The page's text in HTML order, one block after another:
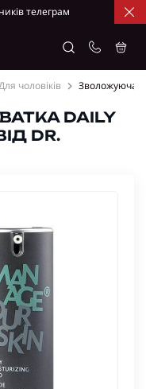
телеграм
чоловіків Зволожуюча
DAILY
DR.